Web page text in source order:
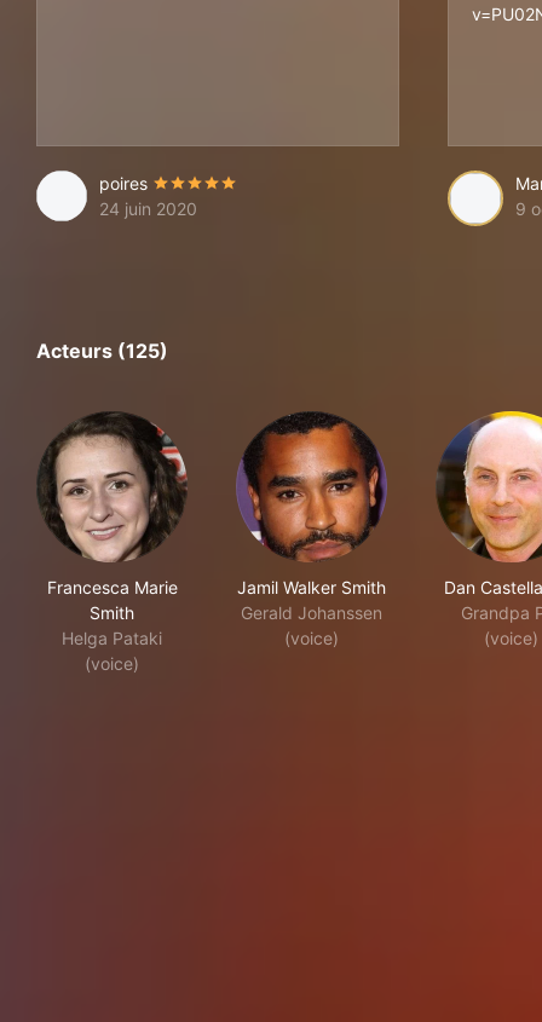
poires
24 juin 2020
9
Acteurs (125)
Francesca Marie
Smith
Helga Pataki
(voice)
Jamil Walker Smith
Gerald Johanssen
(voice)
Dan
Grandpa
(voice)